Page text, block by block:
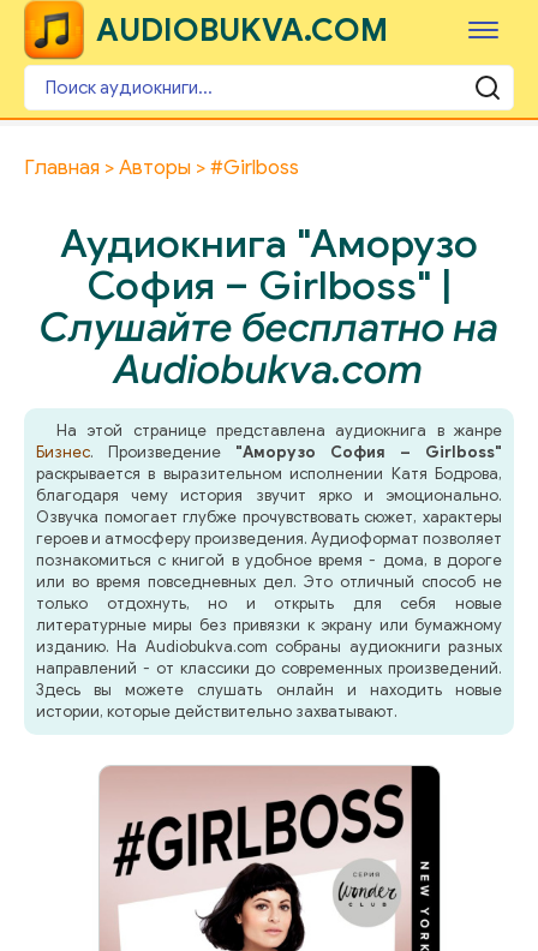
AUDIOBUKVA.COM
Главная Авторы #Girlboss
Аудиокнига "Аморузо
София – Girlboss" |
Слушайте бесплатно на
Audiobukva.com
На этой странице представлена аудиокнига в жанре
Бизнес. Произведение "Аморузо София – Girlboss"
раскрывается в выразительном исполнении Катя Бодрова,
благодаря чему история звучит ярко и эмоционально.
Озвучка помогает глубже прочувствовать сюжет, характеры
героев и атмосферу произведения. Аудиоформат позволяет
познакомиться с книгой в удобное время - дома, в дороге
или во время повседневных дел. Это отличный способ не
только отдохнуть, но и открыть для себя новые
литературные миры без привязки к экрану или бумажному
изданию. На Audiobukva.com собраны аудиокниги разных
направлений - от классики до современных произведений.
Здесь вы можете слушать онлайн и находить новые
истории, которые действительно захватывают.